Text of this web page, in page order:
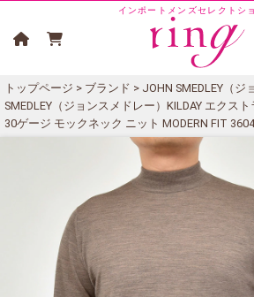
インポートメンズセレクトシ
トップページ > ブランド > JOHN SMEDLEY（ジ
SMEDLEY（ジョンスメドレー）KILDAY エクス
30ゲージ モックネック ニット MODERN FIT